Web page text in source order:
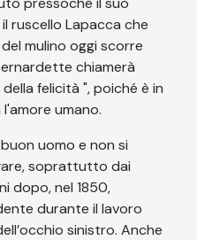
ruscello Lapacca che
mulino oggi scorre
chiamerà
felicità ", poiché è in
umano.
uomo e non si
soprattutto dai
dopo, nel 1850,
durante il lavoro
sinistro. Anche